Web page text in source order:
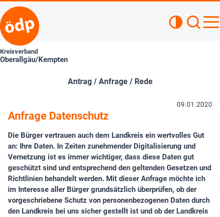
Kreisverband
Oberallgäu/Kempten
Antrag / Anfrage / Rede
09.01.2020
Anfrage Datenschutz
Die Bürger vertrauen auch dem Landkreis ein wertvolles Gut
an: Ihre Daten. In Zeiten zunehmender Digitalisierung und
Vernetzung ist es immer wichtiger, dass diese Daten gut
geschützt sind und entsprechend den geltenden Gesetzen und
Richtlinien behandelt werden. Mit dieser Anfrage möchte ich
im Interesse aller Bürger grundsätzlich überprüfen, ob der
vorgeschriebene Schutz von personenbezogenen Daten durch
den Landkreis bei uns sicher gestellt ist und ob der Landkreis